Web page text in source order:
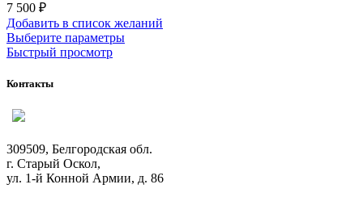
7 500 ₽
Добавить в список желаний
Выберите параметрыЭтот
на
товара.
Быстрый просмотр
Контакты
309509, Белгородская обл.
г. Старый Оскол,
ул. 1-й Конной Армии, д. 86